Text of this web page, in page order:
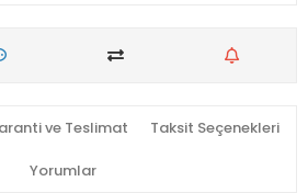
ve Teslimat Taksit Seçenekleri
Yorumlar